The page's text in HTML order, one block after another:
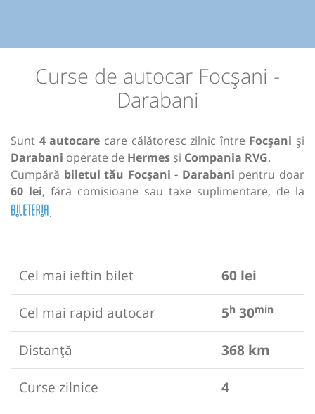
Curse de autocar Focșani -
Darabani
Sunt 4 autocare care călătoresc zilnic între Focșani și
Darabani operate de Hermes și Compania RVG.
Cumpără biletul tău Focșani - Darabani pentru doar
60 lei, fără comisioane sau taxe suplimentare, de la
.
Cel mai ieftin bilet
60 lei
Cel mai rapid autocar
5h 30min
Distanță
368 km
Curse zilnice
4